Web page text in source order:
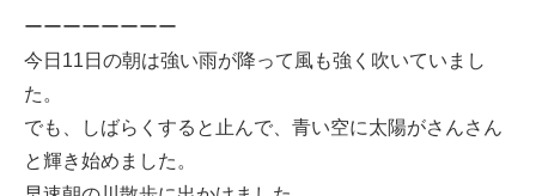
ーーーーーーーー
今日11日の朝は強い雨が降って風も強く吹いていまし
た。
でも、しばらくすると止んで、青い空に太陽がさんさん
と輝き始めました。